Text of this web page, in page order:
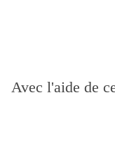
Avec l'aide de